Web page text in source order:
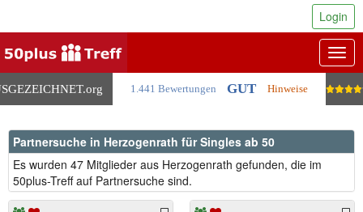
.org 1.441 Bewertungen GUT Hinweise
Login
Partnersuche in Herzogenrath für Singles ab 50
Es wurden 47 Mitglieder aus Herzogenrath gefunden, die im
50plus-Treff auf Partnersuche sind.